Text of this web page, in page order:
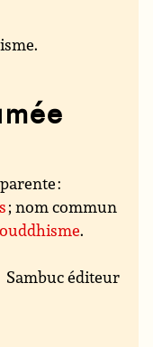
:
; nom commun
.
Sambuc éditeur